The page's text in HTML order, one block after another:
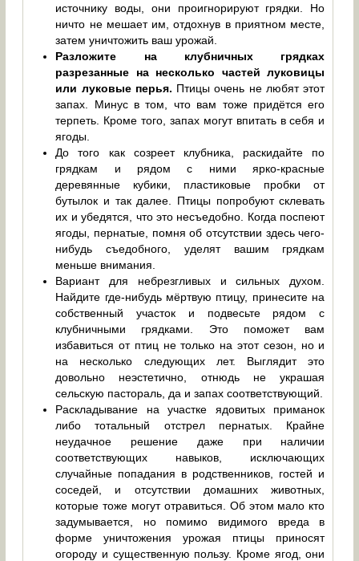
источнику воды, они проигнорируют грядки. Но
ничто не мешает им, отдохнув в приятном месте,
затем уничтожить ваш урожай.
Разложите на клубничных грядках
разрезанные на несколько частей луковицы
или луковые перья. Птицы очень не любят этот
запах. Минус в том, что вам тоже придётся его
терпеть. Кроме того, запах могут впитать в себя и
ягоды.
До того как созреет клубника, раскидайте по
грядкам и рядом с ними ярко-красные
деревянные кубики, пластиковые пробки от
бутылок и так далее. Птицы попробуют склевать
их и убедятся, что это несъедобно. Когда поспеют
ягоды, пернатые, помня об отсутствии здесь чего-
нибудь съедобного, уделят вашим грядкам
меньше внимания.
Вариант для небрезгливых и сильных духом.
Найдите где-нибудь мёртвую птицу, принесите на
собственный участок и подвесьте рядом с
клубничными грядками. Это поможет вам
избавиться от птиц не только на этот сезон, но и
на несколько следующих лет. Выглядит это
довольно неэстетично, отнюдь не украшая
сельскую пастораль, да и запах соответствующий.
Раскладывание на участке ядовитых приманок
либо тотальный отстрел пернатых. Крайне
неудачное решение даже при наличии
соответствующих навыков, исключающих
случайные попадания в родственников, гостей и
соседей, и отсутствии домашних животных,
которые тоже могут отравиться. Об этом мало кто
задумывается, но помимо видимого вреда в
форме уничтожения урожая птицы приносят
огороду и существенную пользу. Кроме ягод, они